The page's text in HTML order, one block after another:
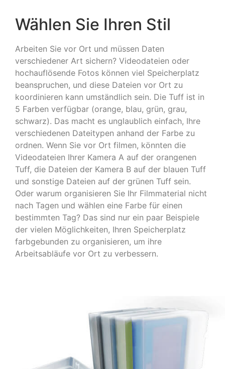
Wählen Sie Ihren Stil
Arbeiten Sie vor Ort und müssen Daten
verschiedener Art sichern? Videodateien oder
hochauflösende Fotos können viel Speicherplatz
beanspruchen, und diese Dateien vor Ort zu
koordinieren kann umständlich sein. Die Tuff ist in
5 Farben verfügbar (orange, blau, grün, grau,
schwarz). Das macht es unglaublich einfach, Ihre
verschiedenen Dateitypen anhand der Farbe zu
ordnen. Wenn Sie vor Ort filmen, könnten die
Videodateien Ihrer Kamera A auf der orangenen
Tuff, die Dateien der Kamera B auf der blauen Tuff
und sonstige Dateien auf der grünen Tuff sein.
Oder warum organisieren Sie Ihr Filmmaterial nicht
nach Tagen und wählen eine Farbe für einen
bestimmten Tag? Das sind nur ein paar Beispiele
der vielen Möglichkeiten, Ihren Speicherplatz
farbgebunden zu organisieren, um ihre
Arbeitsabläufe vor Ort zu verbessern.